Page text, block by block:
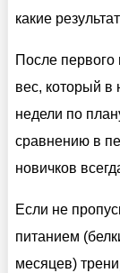
какие
После первого
вес, который
недели по
сравнению в
новичков
Если не
питанием
месяцев)